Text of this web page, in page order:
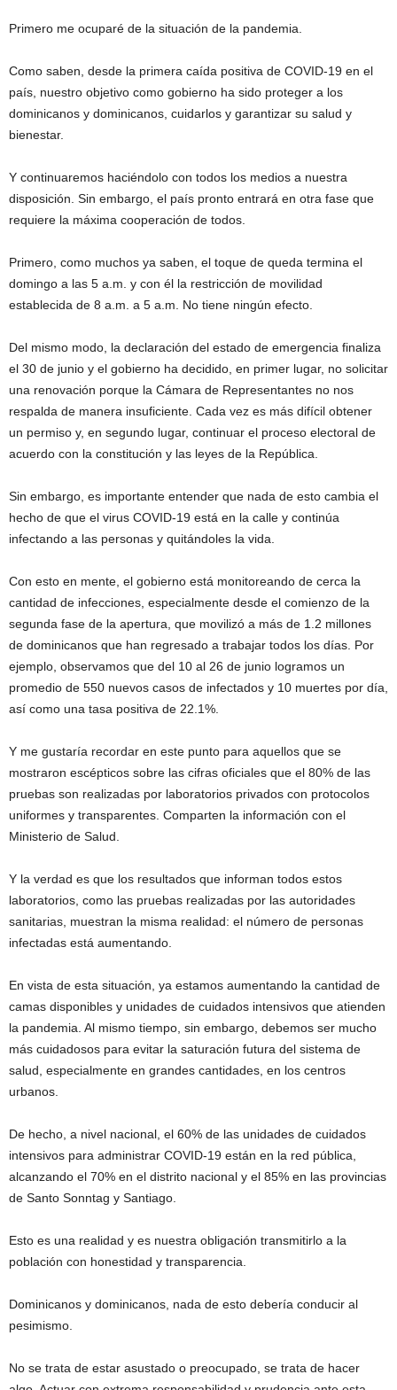
Primero me ocuparé de la situación de la pandemia.
Como saben, desde la primera caída positiva de COVID-19 en el
país, nuestro objetivo como gobierno ha sido proteger a los
dominicanos y dominicanos, cuidarlos y garantizar su salud y
bienestar.
Y continuaremos haciéndolo con todos los medios a nuestra
disposición. Sin embargo, el país pronto entrará en otra fase que
requiere la máxima cooperación de todos.
Primero, como muchos ya saben, el toque de queda termina el
domingo a las 5 a.m. y con él la restricción de movilidad
establecida de 8 a.m. a 5 a.m. No tiene ningún efecto.
Del mismo modo, la declaración del estado de emergencia finaliza
el 30 de junio y el gobierno ha decidido, en primer lugar, no solicitar
una renovación porque la Cámara de Representantes no nos
respalda de manera insuficiente. Cada vez es más difícil obtener
un permiso y, en segundo lugar, continuar el proceso electoral de
acuerdo con la constitución y las leyes de la República.
Sin embargo, es importante entender que nada de esto cambia el
hecho de que el virus COVID-19 está en la calle y continúa
infectando a las personas y quitándoles la vida.
Con esto en mente, el gobierno está monitoreando de cerca la
cantidad de infecciones, especialmente desde el comienzo de la
segunda fase de la apertura, que movilizó a más de 1.2 millones
de dominicanos que han regresado a trabajar todos los días. Por
ejemplo, observamos que del 10 al 26 de junio logramos un
promedio de 550 nuevos casos de infectados y 10 muertes por día,
así como una tasa positiva de 22.1%.
Y me gustaría recordar en este punto para aquellos que se
mostraron escépticos sobre las cifras oficiales que el 80% de las
pruebas son realizadas por laboratorios privados con protocolos
uniformes y transparentes. Comparten la información con el
Ministerio de Salud.
Y la verdad es que los resultados que informan todos estos
laboratorios, como las pruebas realizadas por las autoridades
sanitarias, muestran la misma realidad: el número de personas
infectadas está aumentando.
En vista de esta situación, ya estamos aumentando la cantidad de
camas disponibles y unidades de cuidados intensivos que atienden
la pandemia. Al mismo tiempo, sin embargo, debemos ser mucho
más cuidadosos para evitar la saturación futura del sistema de
salud, especialmente en grandes cantidades, en los centros
urbanos.
De hecho, a nivel nacional, el 60% de las unidades de cuidados
intensivos para administrar COVID-19 están en la red pública,
alcanzando el 70% en el distrito nacional y el 85% en las provincias
de Santo Sonntag y Santiago.
Esto es una realidad y es nuestra obligación transmitirlo a la
población con honestidad y transparencia.
Dominicanos y dominicanos, nada de esto debería conducir al
pesimismo.
No se trata de estar asustado o preocupado, se trata de hacer